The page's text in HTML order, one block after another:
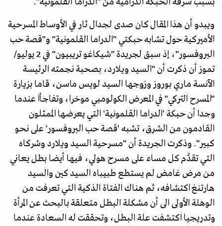
ويبدو أن هذا المقال كان صدى لجدال ثار في الأوساط المسرحية
الأميركية حول تشابه حبكتي "الدراما القلمونية" و"قصة حب
البروفسور"، إذ سبق لجريدة "شيكاغو تريبيون" في 2 يوليو/
تموز أن ذكرت أن "السيد ويلارد، بصحبة نجمته الرئيسة
الآنسة ماري بوروز وزوجها السيد لويس ماسن، قاما بزيارة
"المسرح التركي" في المعرض الكولومبي موخرا، وتفاجأا عندما
وجدا أن حبكة 'الدراما القلمونية' التي يعرضها الممثلون
القادمون من الشرق، تشبه 'قصة حب البروفسور' على نحو
كبير". وذكرت الجريدة أن "مسرحية السيد ويلارد وشركاه
التي تقدَّم كل مساء على مسرح هولي، فيها أيضا بطل يعاني
من مرض غامض لم يستطع طبيباه السيد كين والسيد
هارتنغ اكتشافه، ثم هناك الفتاة الذكية التي تعرفت من
الوهلة الأولى الى أن مشكلة البطل متعلقة بالبحث عن المرأة
وتدريجيا اكتشفت علة البطل، وتحققت له السعادة عندما